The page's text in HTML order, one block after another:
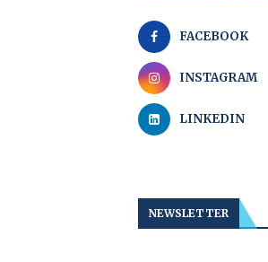
FACEBOOK
INSTAGRAM
LINKEDIN
NEWSLETTER